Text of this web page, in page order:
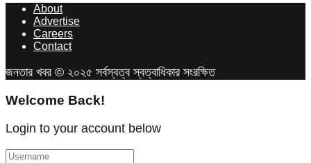
About
Advertise
Careers
Contact
জনতার খবর © ২০২৫ সর্বস্বত্ব স্বত্বাধিকার সংরক্ষিত
Welcome Back!
Login to your account below